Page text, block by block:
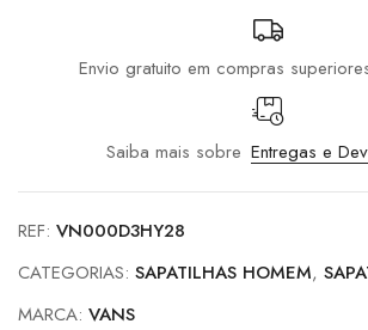
Envio gratuito em compras
Saiba mais sobre Entregas e
REF: VN000D3HY28
CATEGORIAS: SAPATILHAS HOMEM,
MARCA: VANS